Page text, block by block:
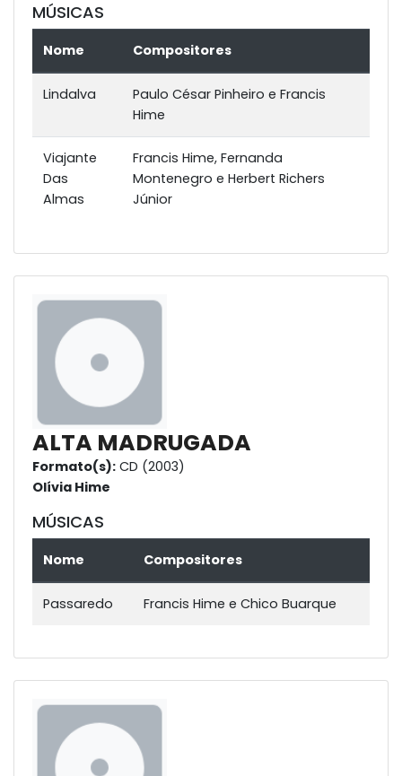
MÚSICAS
Nome Compositores
Lindalva
Paulo César Pinheiro e Francis
Hime
Viajante
Das
Almas
Francis Hime, Fernanda
Montenegro e Herbert Richers
Júnior
ALTA MADRUGADA
Formato(s): CD (2003)
Olívia Hime
MÚSICAS
Nome Compositores
Passaredo Francis Hime e Chico Buarque